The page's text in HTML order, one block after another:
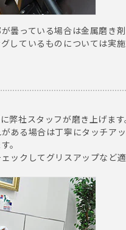
曇っている場合は金属磨き
しているものについては実
弊社スタッフが磨き上げます
ある場合は丁寧にタッチア
。
ックしてグリスアップなど